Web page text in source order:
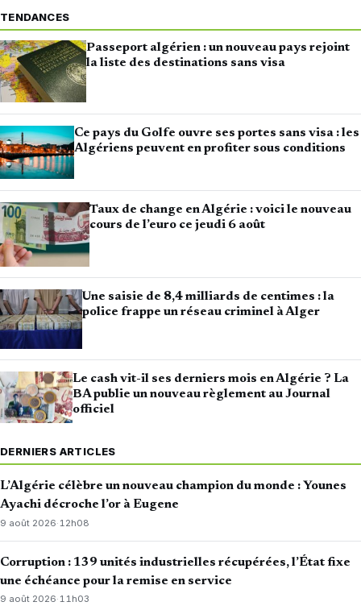
TENDANCES
Passeport algérien : un nouveau pays rejoint
la liste des destinations sans visa
Ce pays du Golfe ouvre ses portes sans visa : les
Algériens peuvent en profiter sous conditions
Taux de change en Algérie : voici le nouveau
cours de l’euro ce jeudi 6 août
Une saisie de 8,4 milliards de centimes : la
police frappe un réseau criminel à Alger
Le cash vit-il ses derniers mois en Algérie ? La
BA publie un nouveau règlement au Journal
officiel
DERNIERS ARTICLES
L’Algérie célèbre un nouveau champion du monde : Younes
Ayachi décroche l’or à Eugene
9 août 2026·12h08
Corruption : 139 unités industrielles récupérées, l’État fixe
une échéance pour la remise en service
9 août 2026·11h03